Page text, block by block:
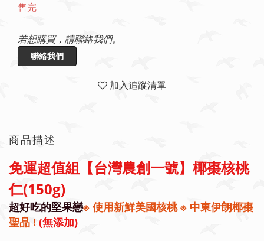
售完
若想購買，請聯絡我們。
聯絡我們
加入追蹤清單
商品描述
免運超值組【台灣農創一號】椰棗核桃
仁(150g)
超好吃的堅果戀※ 使用新鮮美國核桃※ 中東伊朗椰棗
聖品 ! (無添加)